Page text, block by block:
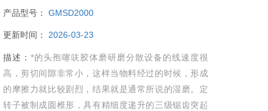
产品型号： GMSD2000
更新时间： 2026-03-23
描述： *的头孢噻呋胶体磨研磨分散设备的线速度很
高，剪切间隙非常小，这样当物料经过的时候，形成
的摩擦力就比较剧烈，结果就是通常所说的湿磨。定
转子被制成圆椎形，具有精细度递升的三级锯齿突起